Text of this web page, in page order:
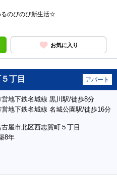
のびのび新生活☆
お気に入り
丁目 アパート
地下鉄名城線 黒川駅/徒歩8分
地下鉄名城線 名城公園駅/徒歩16分
屋市北区西志賀町５丁目
8年